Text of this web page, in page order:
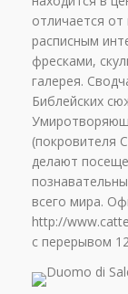
отличается
расписным
фресками,
галерея.
Библейских
(покровителя
делают
всего мира.
http://
с перерывом